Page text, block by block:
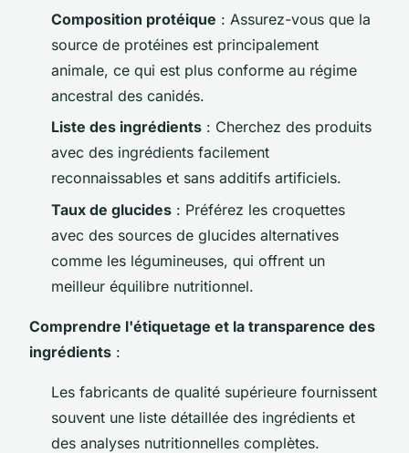
Composition protéique : Assurez-vous que la
source de protéines est principalement
animale, ce qui est plus conforme au régime
ancestral des canidés.
Liste des ingrédients : Cherchez des produits
avec des ingrédients facilement
reconnaissables et sans additifs artificiels.
Taux de glucides : Préférez les croquettes
avec des sources de glucides alternatives
comme les légumineuses, qui offrent un
meilleur équilibre nutritionnel.
Comprendre l'étiquetage et la transparence des
ingrédients :
Les fabricants de qualité supérieure fournissent
souvent une liste détaillée des ingrédients et
des analyses nutritionnelles complètes.